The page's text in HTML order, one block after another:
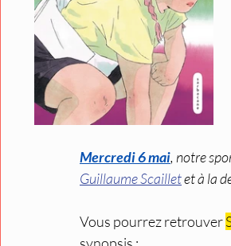
Mercredi 6 mai, notre
Guillaume Scaillet et à la
Vous pourrez retrouver